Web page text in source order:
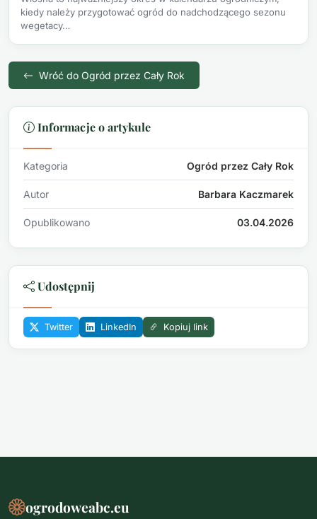
kiedy należy przygotować ogród do nadchodzącego sezonu
wegetacy…
Wróć do Ogród przez Cały Rok
Informacje o artykule
Kategoria Ogród przez Cały Rok
Autor Barbara Kaczmarek
Opublikowano 03.04.2026
Udostępnij
Twitter LinkedIn Kopiuj link
ogrodoweabc.eu